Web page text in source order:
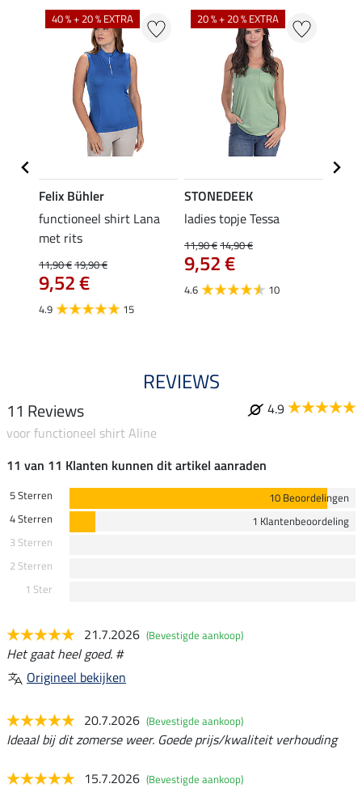
40 % + 20 % EXTRA
Felix Bühler
functioneel shirt Lana
met rits
11,90 €19,90 €
9,52 €
4.9 15
20 % + 20 % EXTRA
STONEDEEK
ladies topje Tessa
11,90 €14,90 €
9,52 €
4.6 10
REVIEWS
11 Reviews
4.9
voor functioneel shirt Aline
11 van 11 Klanten kunnen dit artikel aanraden
5 Sterren
10 Beoordelingen
4 Sterren
1 Klantenbeoordeling
3 Sterren
2 Sterren
1 Ster
21.7.2026 (Bevestigde aankoop)
Het gaat heel goed. #
Origineel bekijken
20.7.2026 (Bevestigde aankoop)
Ideaal bij dit zomerse weer. Goede prijs/kwaliteit verhouding
15.7.2026 (Bevestigde aankoop)